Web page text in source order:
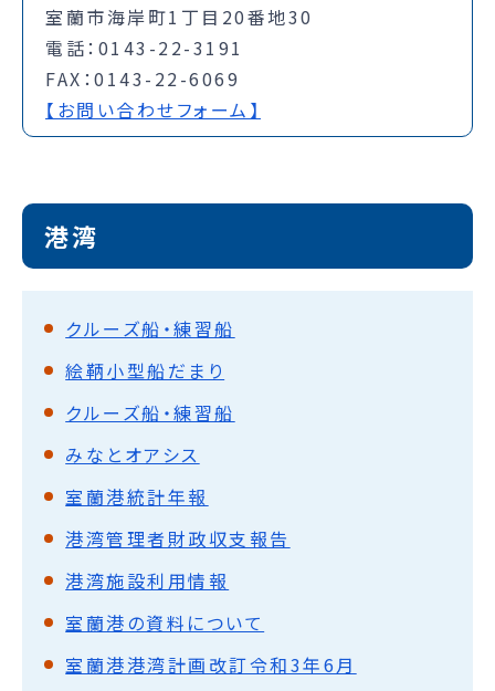
室蘭市海岸町1丁目20番地30
電話：0143-22-3191
FAX：0143-22-6069
【お問い合わせフォーム】
港湾
クルーズ船・練習船
絵鞆小型船だまり
クルーズ船・練習船
みなとオアシス
室蘭港統計年報
港湾管理者財政収支報告
港湾施設利用情報
室蘭港の資料について
室蘭港港湾計画改訂令和3年6月